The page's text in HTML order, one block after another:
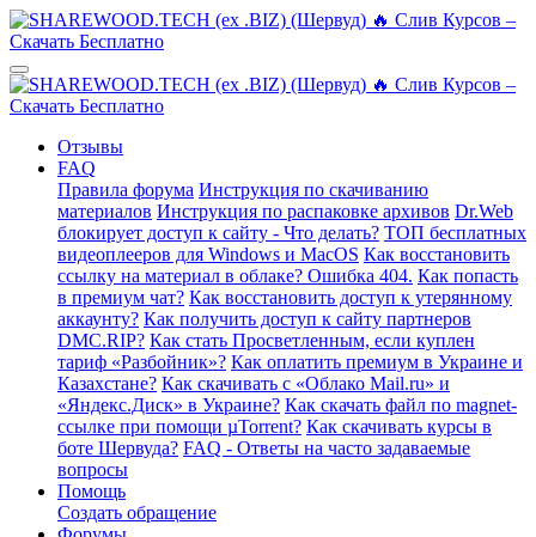
Отзывы
FAQ
Правила форума Инструкция по скачиванию
материалов Инструкция по распаковке архивов Dr.Web
блокирует доступ к сайту - Что делать? ТОП бесплатных
видеоплееров для Windows и MacOS Как восстановить
ссылку на материал в облаке? Ошибка 404. Как попасть
в премиум чат? Как восстановить доступ к утерянному
аккаунту? Как получить доступ к сайту партнеров
DMC.RIP? Как стать Просветленным, если куплен
тариф «Разбойник»? Как оплатить премиум в Украине и
Казахстане? Как скачивать с «Облако Mail.ru» и
«Яндекс.Диск» в Украине? Как скачать файл по magnet-
ссылке при помощи µTorrent? Как скачивать курсы в
боте Шервуда? FAQ - Ответы на часто задаваемые
вопросы
Помощь
Создать обращение